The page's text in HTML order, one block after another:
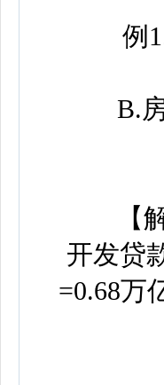
例1.
B.房
【解
开发贷
=0.68万